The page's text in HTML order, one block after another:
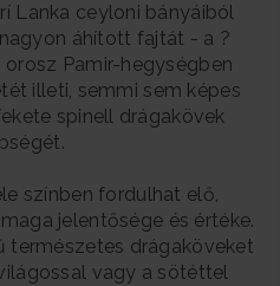
Lanka ceyloni bányáiból
áhított fajtát - a ?
Pamir-hegységben
illeti, semmi sem képes
spinell drágakövek
színben fordulhat elő,
jelentősége és értéke.
természetes drágaköveket
vagy a sötéttel